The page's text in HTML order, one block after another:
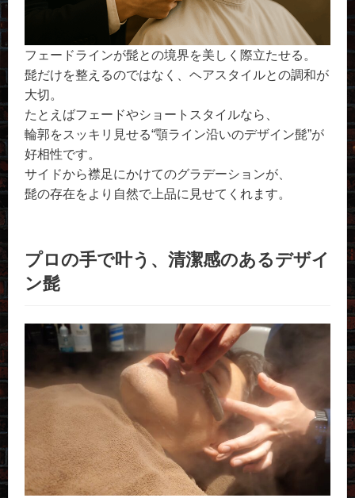
フェードラインが髭との境界を美しく際立たせる。
髭だけを整えるのではなく、ヘアスタイルとの調和が
大切。
たとえばフェードやショートスタイルなら、
輪郭をスッキリ見せる“顎ライン沿いのデザイン髭”が
好相性です。
サイドから襟足にかけてのグラデーションが、
髭の存在をより自然で上品に見せてくれます。
プロの手で叶う、清潔感のあるデザイ
ン髭